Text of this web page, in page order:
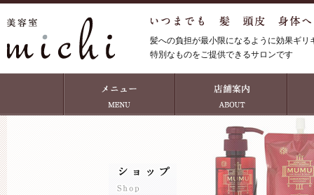
髪への負担が最小限になるように効果ギ
特別なものをご提供できるサロンです